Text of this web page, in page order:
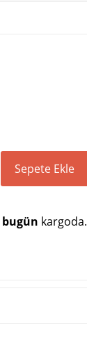
Sepete Ekle
bugün kargoda.